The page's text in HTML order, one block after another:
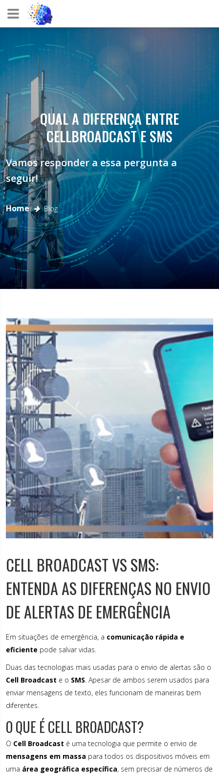
BROADCAST
QUAL A DIFERENÇA ENTRE
CELLBROADCAST E SMS
Vamos responder a essa pergunta a
seguir!
Home Blog
CELL BROADCAST VS SMS:
ENTENDA AS DIFERENÇAS NO ENVIO
DE ALERTAS DE EMERGÊNCIA
Em situações de emergência, a comunicação rápida e
eficiente pode salvar vidas.
Duas das tecnologias mais usadas para o envio de alertas são o
Cell Broadcast e o SMS. Apesar de ambos serem usados para
enviar mensagens de texto, eles funcionam de maneiras bem
diferentes.
O QUE É CELL BROADCAST?
O Cell Broadcast é uma tecnologia que permite o envio de
mensagens em massa para todos os dispositivos móveis em
uma área geográfica específica, sem precisar de números de